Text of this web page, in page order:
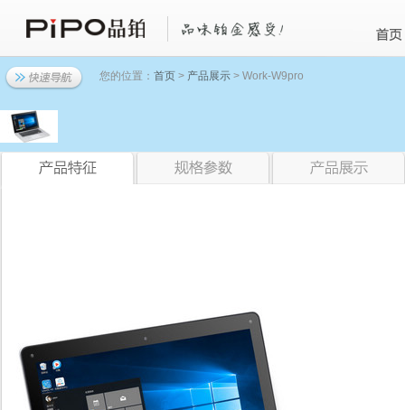
您的位置： 首页 > 产品展示 > Work-W9pro